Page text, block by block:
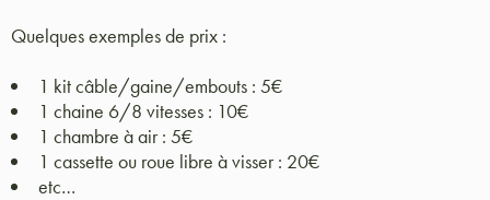
Quelques exemples de prix :
1 kit câble/gaine/embouts : 5€
1 chaine 6/8 vitesses : 10€
1 chambre à air : 5€
1 cassette ou roue libre à visser : 20€
etc…